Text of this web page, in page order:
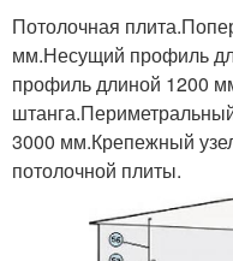
Потолочная
мм.Несущий профиль
профиль длиной 1200
3000 мм.Крепежный
потолочной плиты.